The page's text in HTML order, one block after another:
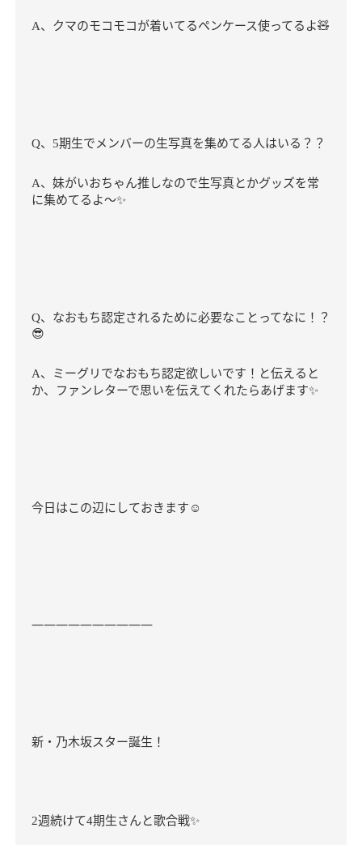
A、クマのモコモコが着いてるペンケース使ってるよ🧸
Q、 5期生でメンバーの生写真を集めてる人はいる？？
A、妹がいおちゃん推しなので生写真とかグッズを常
に集めてるよ～✨
Q、なおもち認定されるために必要なことってなに！？
😎
A、ミーグリでなおもち認定欲しいです！と伝えると
か、ファンレターで思いを伝えてくれたらあげます✨
今日はこの辺にしておきます ☺️
――――――――――
新・乃木坂スター誕生！
2週続けて4期生さんと歌合戦✨